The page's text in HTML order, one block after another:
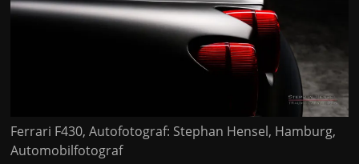
Ferrari F430, Autofotograf: Stephan Hensel, Hamburg,
Automobilfotograf